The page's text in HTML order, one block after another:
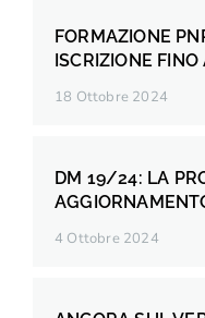
FORMAZIONE
ISCRIZIONE
18 Ottobre 2024
DM 19/24: LA
4 Ottobre 2024